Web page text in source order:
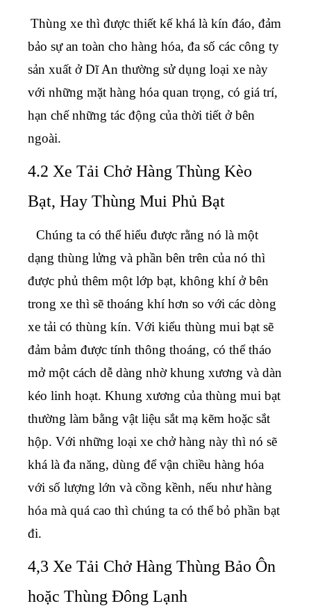
Thùng xe thì được thiết kế khá là kín đáo, đảm
bảo sự an toàn cho hàng hóa, đa số các công ty
sản xuất ở Dĩ An thường sử dụng loại xe này
với những mặt hàng hóa quan trọng, có giá trí,
hạn chế những tác động của thời tiết ở bên
ngoài.
4.2 Xe Tải Chở Hàng Thùng Kèo
Bạt, Hay Thùng Mui Phủ Bạt
Chúng ta có thể hiểu được rằng nó là một
dạng thùng lửng và phần bên trên của nó thì
được phủ thêm một lớp bạt, không khí ở bên
trong xe thì sẽ thoáng khí hơn so với các dòng
xe tải có thùng kín. Với kiểu thùng mui bạt sẽ
đảm bảm được tính thông thoáng, có thể tháo
mở một cách dễ dàng nhờ khung xương và dàn
kéo linh hoạt. Khung xương của thùng mui bạt
thường làm bằng vật liệu sắt mạ kẽm hoặc sắt
hộp. Với những loại xe chở hàng này thì nó sẽ
khá là đa năng, dùng để vận chiều hàng hóa
với số lượng lớn và cồng kềnh, nếu như hàng
hóa mà quá cao thì chúng ta có thể bỏ phần bạt
đi.
4,3 Xe Tải Chở Hàng Thùng Bảo Ôn
hoặc Thùng Đông Lạnh